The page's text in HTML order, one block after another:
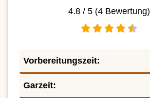
4.8 / 5 (4 Bewertung)
Vorbereitungszeit:
Garzeit: